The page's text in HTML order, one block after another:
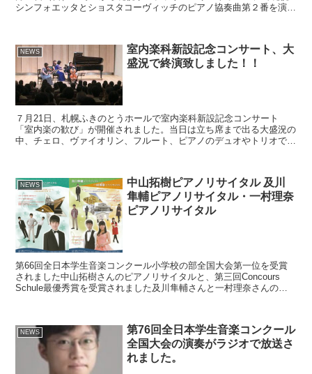
シンフォエッタとショスタコーヴィッチのピアノ協奏曲第２番を演奏
NEWS
室内楽科新設記念コンサート、大
盛況で終演致しました！！
７月21日、札幌ふきのとうホールで室内楽科新設記念コンサート
「室内楽の歓び」が開催されました。当日は立ち席まで出る大盛況の
中、チェロ、ヴァイオリン、フルート、ピアノのデュオやトリオで室
NEWS
中山拓樹ピアノリサイタル 及川
隼輔ピアノリサイタル・一村理奈
ピアノリサイタル
第66回全日本学生音楽コンクール小学校の部全国大会第一位を受賞
されました中山拓樹さんのピアノリサイタルと、第三回Concours
Schule最優秀賞を受賞されました及川隼輔さんと一村理奈さんのピ
NEWS
第76回全日本学生音楽コンクール
全国大会の演奏がラジオで放送さ
れました。